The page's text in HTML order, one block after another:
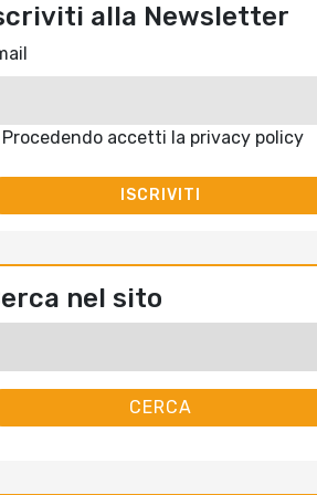
alla Newsletter
Procedendo accetti la privacy policy
nel sito